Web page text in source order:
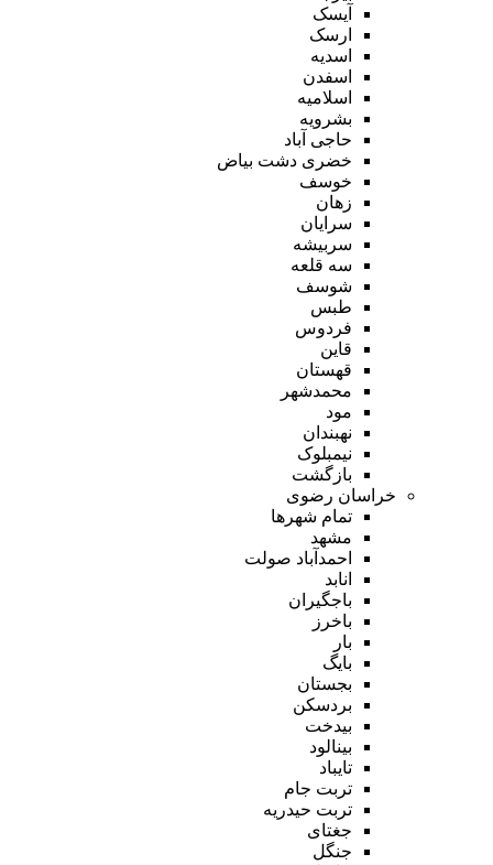
آیسک
ارسک
اسدیه
اسفدن
اسلامیه
بشرویه
حاجی آباد
خضری دشت بیاض
خوسف
زهان
سرایان
سربیشه
سه قلعه
شوسف
طبس
فردوس
قاین
قهستان
محمدشهر
مود
نهبندان
نیمبلوک
بازگشت
خراسان رضوی
تمام شهر‌ها
مشهد
احمدآباد صولت
انابد
باجگیران
باخرز
بار
بایگ
بجستان
بردسکن
بیدخت
بینالود
تایباد
تربت جام
تربت حیدریه
جغتای
جنگل